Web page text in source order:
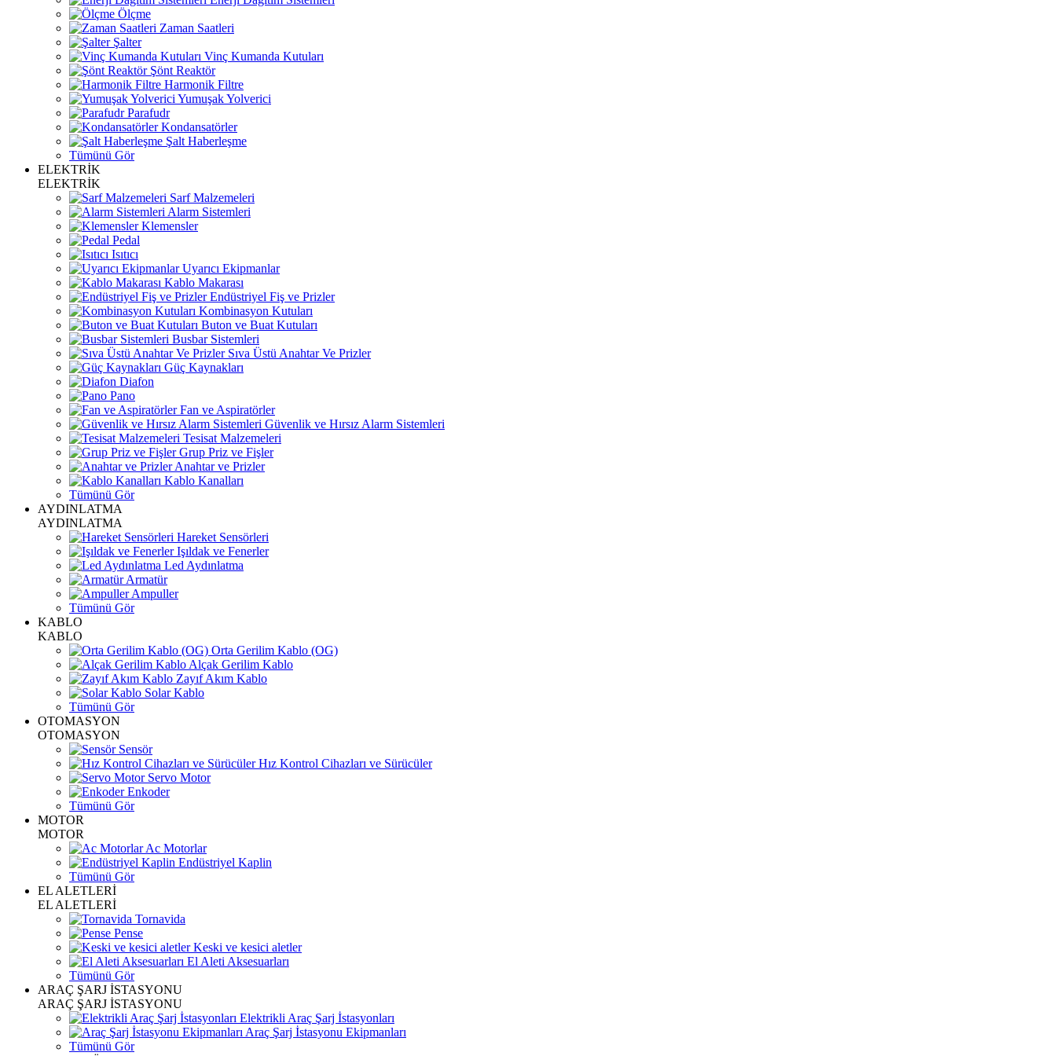
Ölçme
Zaman Saatleri
Şalter
Vinç Kumanda Kutuları
Şönt Reaktör
Harmonik Filtre
Yumuşak Yolverici
Parafudr
Kondansatörler
Şalt Haberleşme
Tümünü Gör
ELEKTRİK
ELEKTRİK
Sarf Malzemeleri
Alarm Sistemleri
Klemensler
Pedal
Isıtıcı
Uyarıcı Ekipmanlar
Kablo Makarası
Endüstriyel Fiş ve Prizler
Kombinasyon Kutuları
Buton ve Buat Kutuları
Busbar Sistemleri
Sıva Üstü Anahtar Ve Prizler
Güç Kaynakları
Diafon
Pano
Fan ve Aspiratörler
Güvenlik ve Hırsız Alarm Sistemleri
Tesisat Malzemeleri
Grup Priz ve Fişler
Anahtar ve Prizler
Kablo Kanalları
Tümünü Gör
AYDINLATMA
AYDINLATMA
Hareket Sensörleri
Işıldak ve Fenerler
Led Aydınlatma
Armatür
Ampuller
Tümünü Gör
KABLO
KABLO
Orta Gerilim Kablo (OG)
Alçak Gerilim Kablo
Zayıf Akım Kablo
Solar Kablo
Tümünü Gör
OTOMASYON
OTOMASYON
Sensör
Hız Kontrol Cihazları ve Sürücüler
Servo Motor
Enkoder
Tümünü Gör
MOTOR
MOTOR
Ac Motorlar
Endüstriyel Kaplin
Tümünü Gör
EL ALETLERİ
EL ALETLERİ
Tornavida
Pense
Keski ve kesici aletler
El Aleti Aksesuarları
Tümünü Gör
ARAÇ ŞARJ İSTASYONU
ARAÇ ŞARJ İSTASYONU
Elektrikli Araç Şarj İstasyonları
Araç Şarj İstasyonu Ekipmanları
Tümünü Gör